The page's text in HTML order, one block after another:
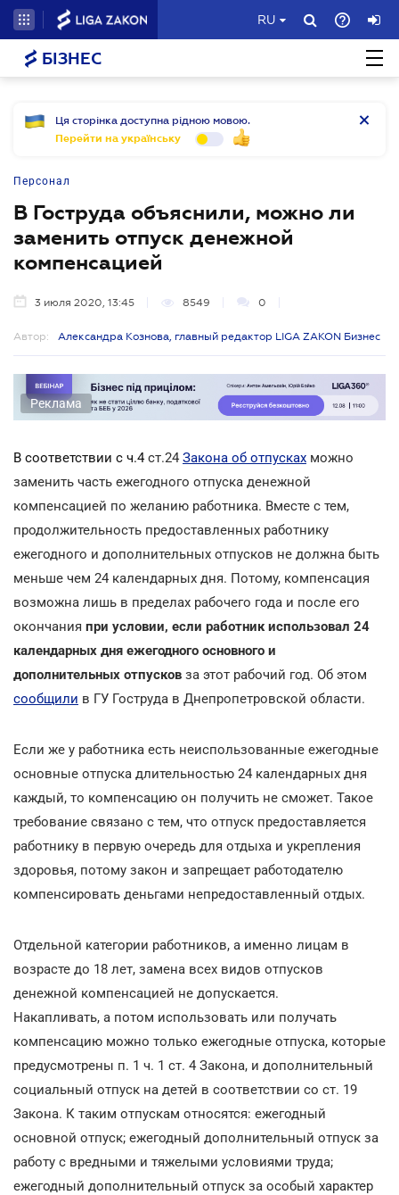
RU
БІЗНЕС
Ця сторінка доступна рідною мовою.
Перейти на українську
Персонал
В Гоструда объяснили, можно ли
заменить отпуск денежной
компенсацией
3 июля 2020, 13:45 8549 0
Автор: Александра Кознова, главный редактор LIGA ZAKON Бизнес
Реклама
В соответствии с ч.4 ст.24 Закона об отпусках можно
заменить часть ежегодного отпуска денежной
компенсацией по желанию работника. Вместе с тем,
продолжительность предоставленных работнику
ежегодного и дополнительных отпусков не должна быть
меньше чем 24 календарных дня. Потому, компенсация
возможна лишь в пределах рабочего года и после его
окончания при условии, если работник использовал 24
календарных дня ежегодного основного и
дополнительных отпусков за этот рабочий год. Об этом
сообщили в ГУ Гоструда в Днепропетровской области.
Если же у работника есть неиспользованные ежегодные
основные отпуска длительностью 24 календарных дня
каждый, то компенсацию он получить не сможет. Такое
требование связано с тем, что отпуск предоставляется
работнику в первую очередь для отдыха и укрепления
здоровья, потому закон и запрещает работодателю
компенсировать деньгами непредоставленный отдых.
Отдельной категории работников, а именно лицам в
возрасте до 18 лет, замена всех видов отпусков
денежной компенсацией не допускается.
Накапливать, а потом использовать или получать
компенсацию можно только ежегодные отпуска, которые
предусмотрены п. 1 ч. 1 ст. 4 Закона, и дополнительный
социальный отпуск на детей в соответствии со ст. 19
Закона. К таким отпускам относятся: ежегодный
основной отпуск; ежегодный дополнительный отпуск за
работу с вредными и тяжелыми условиями труда;
ежегодный дополнительный отпуск за особый характер